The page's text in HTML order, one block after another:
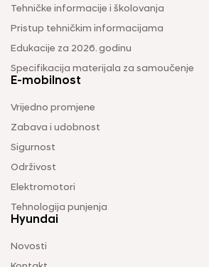
Tehničke informacije i školovanja
Pristup tehničkim informacijama
Edukacije za 2026. godinu
Specifikacija materijala za samoučenje
E-mobilnost
Vrijedno promjene
Zabava i udobnost
Sigurnost
Održivost
Elektromotori
Tehnologija punjenja
Hyundai
Novosti